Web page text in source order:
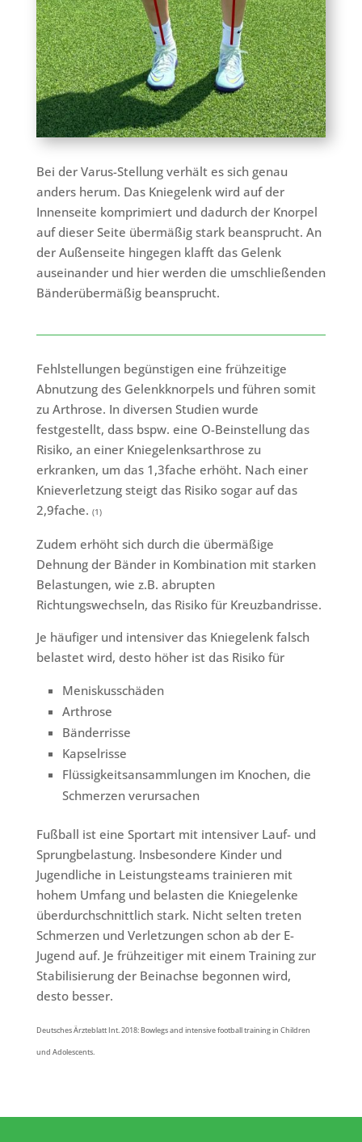
Bei der Varus-Stellung verhält es sich genau
anders herum. Das Kniegelenk wird auf der
Innenseite komprimiert und dadurch der Knorpel
auf dieser Seite übermäßig stark beansprucht. An
der Außenseite hingegen klafft das Gelenk
auseinander und hier werden die umschließenden
Bänderübermäßig beansprucht.
Fehlstellungen begünstigen eine frühzeitige
Abnutzung des Gelenkknorpels und führen somit
zu Arthrose. In diversen Studien wurde
festgestellt, dass bspw. eine O-Beinstellung das
Risiko, an einer Kniegelenksarthrose zu
erkranken, um das 1,3fache erhöht. Nach einer
Knieverletzung steigt das Risiko sogar auf das
2,9fache. (1)
Zudem erhöht sich durch die übermäßige
Dehnung der Bänder in Kombination mit starken
Belastungen, wie z.B. abrupten
Richtungswechseln, das Risiko für Kreuzbandrisse.
Je häufiger und intensiver das Kniegelenk falsch
belastet wird, desto höher ist das Risiko für
Meniskusschäden
Arthrose
Bänderrisse
Kapselrisse
Flüssigkeitsansammlungen im Knochen, die
Schmerzen verursachen
Fußball ist eine Sportart mit intensiver Lauf- und
Sprungbelastung. Insbesondere Kinder und
Jugendliche in Leistungsteams trainieren mit
hohem Umfang und belasten die Kniegelenke
überdurchschnittlich stark. Nicht selten treten
Schmerzen und Verletzungen schon ab der E-
Jugend auf. Je frühzeitiger mit einem Training zur
Stabilisierung der Beinachse begonnen wird,
desto besser.
Deutsches Ärzteblatt Int. 2018: Bowlegs and intensive football training in Children
und Adolescents.